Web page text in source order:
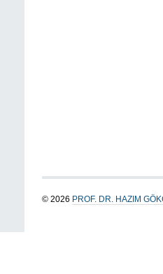
© 2026 PROF. DR. HAZIM